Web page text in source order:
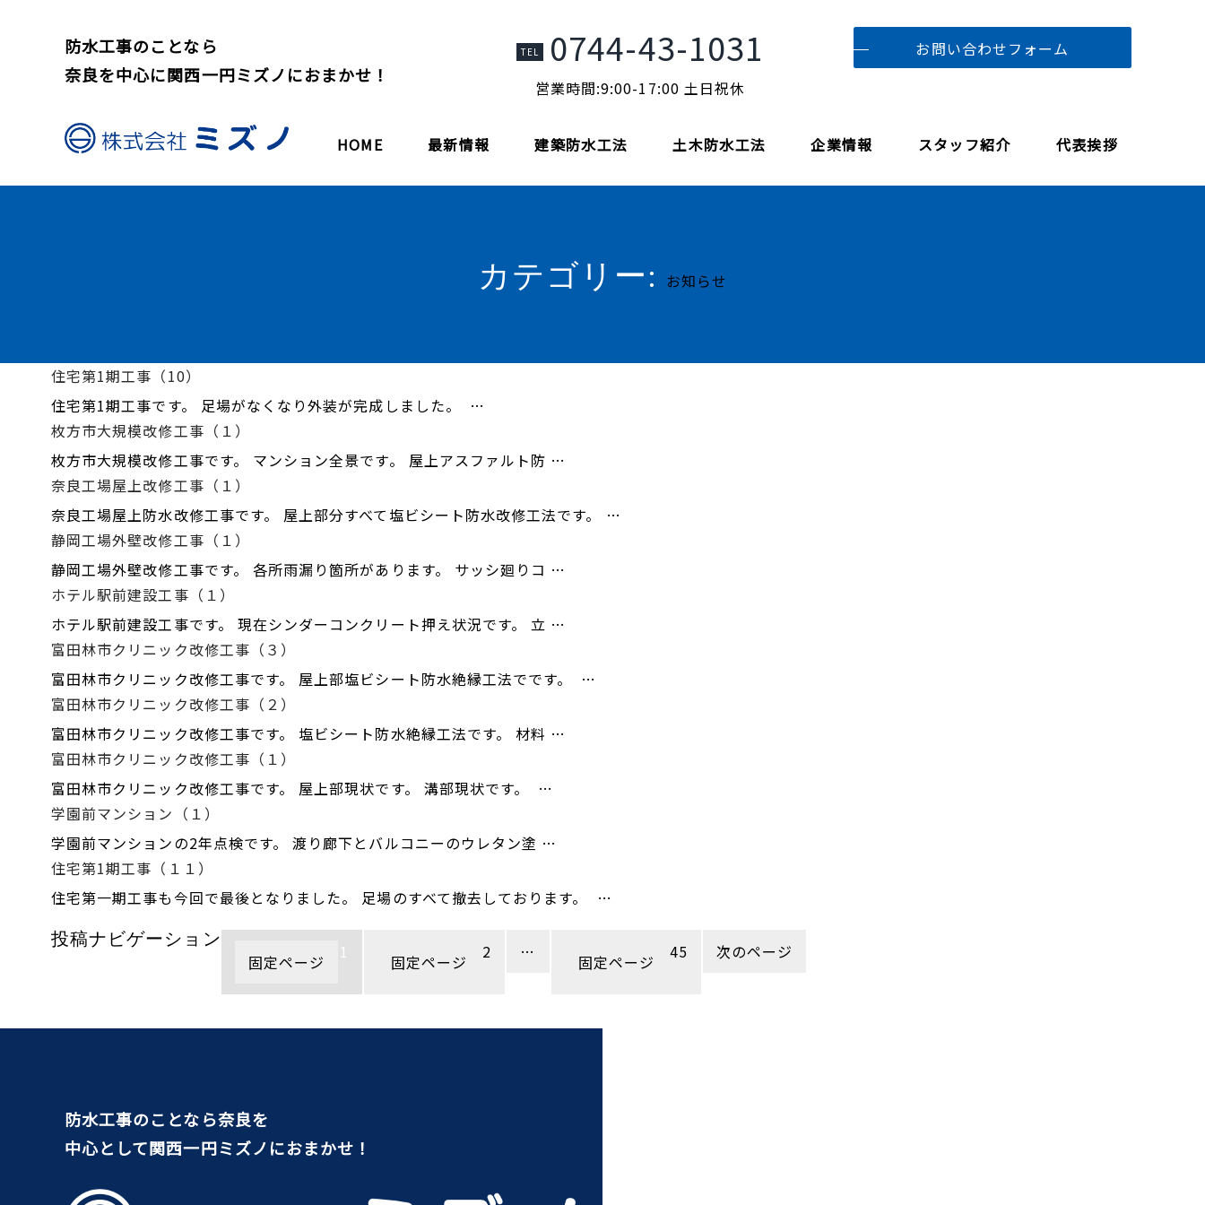
防水工事のことなら
奈良を中心に関西一円ミズノにおまかせ！
TEL 0744-43-1031
営業時間:9:00-17:00 土日祝休
お問い合わせフォーム
HOME 最新情報 建築防水工法 土木防水工法 企業情報 スタッフ紹介 代表挨拶
カテゴリー: お知らせ
住宅第1期工事（10）
住宅第1期工事です。 足場がなくなり外装が完成しました。 …
枚方市大規模改修工事（１）
枚方市大規模改修工事です。 マンション全景です。 屋上アスファルト防 …
奈良工場屋上改修工事（１）
奈良工場屋上防水改修工事です。 屋上部分すべて塩ビシート防水改修工法です。 …
静岡工場外壁改修工事（１）
静岡工場外壁改修工事です。 各所雨漏り箇所があります。 サッシ廻りコ …
ホテル駅前建設工事（１）
ホテル駅前建設工事です。 現在シンダーコンクリート押え状況です。 立 …
富田林市クリニック改修工事（３）
富田林市クリニック改修工事です。 屋上部塩ビシート防水絶縁工法でです。 …
富田林市クリニック改修工事（２）
富田林市クリニック改修工事です。 塩ビシート防水絶縁工法です。 材料 …
富田林市クリニック改修工事（１）
富田林市クリニック改修工事です。 屋上部現状です。 溝部現状です。 …
学園前マンション（１）
学園前マンションの2年点検です。 渡り廊下とバルコニーのウレタン塗 …
住宅第1期工事（１１）
住宅第一期工事も今回で最後となりました。 足場のすべて撤去しております。 …
投稿ナビゲーション
固定ページ 1 固定ページ 2 … 固定ページ 45 次のページ
防水工事のことなら奈良を
中心として関西一円ミズノにおまかせ！